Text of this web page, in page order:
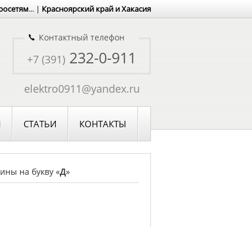
... | Красноярский край и Хакасия
Контактный телефон
+7 (391) 232-0-911
elektro0911@yandex.ru
СТАТЬИ КОНТАКТЫ
на букву «Д»